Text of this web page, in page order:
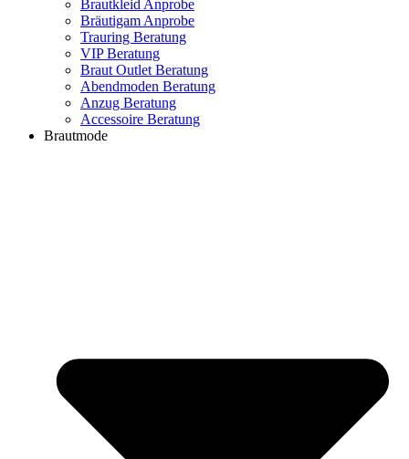
Brautkleid Anprobe
Bräutigam Anprobe
Trauring Beratung
VIP Beratung
Braut Outlet Beratung
Abendmoden Beratung
Anzug Beratung
Accessoire Beratung
Brautmode